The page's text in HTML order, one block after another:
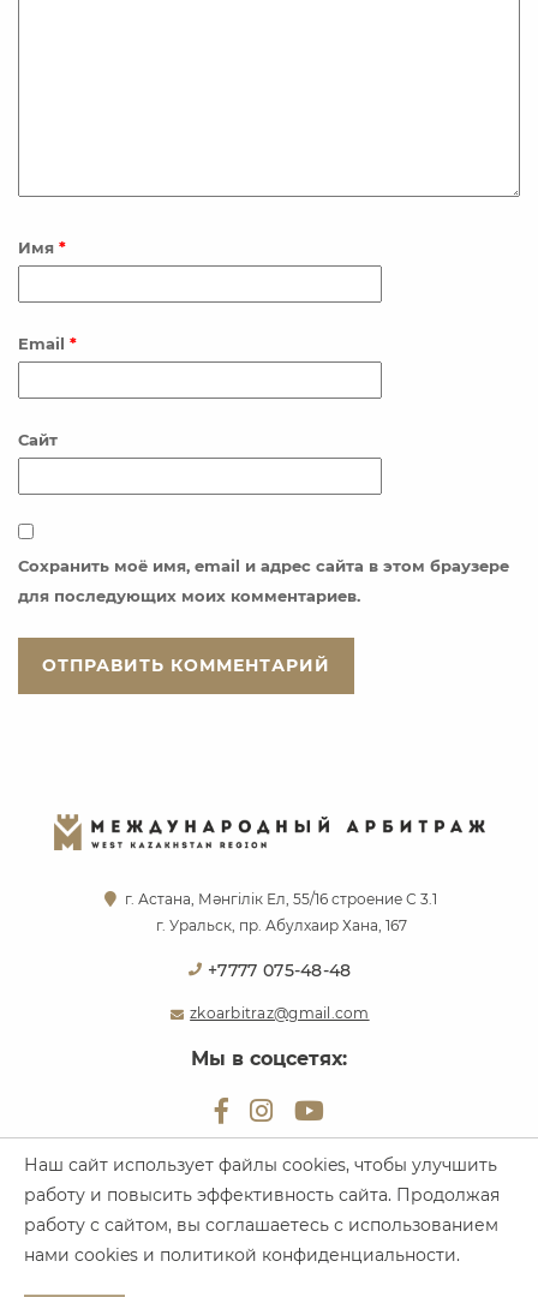
Имя *
Email *
Сайт
Сохранить моё имя, email и адрес сайта в этом браузере
для последующих моих комментариев.
г. Астана, Мәнгілік Ел, 55/16 строение С 3.1
г. Уральск, пр. Абулхаир Хана, 167
+7777 075-48-48
zkoarbitraz@gmail.com
Мы в соцсетях:
Наш сайт использует файлы cookies, чтобы улучшить
работу и повысить эффективность сайта. Продолжая
работу с сайтом, вы соглашаетесь с использованием
нами cookies и политикой конфиденциальности.